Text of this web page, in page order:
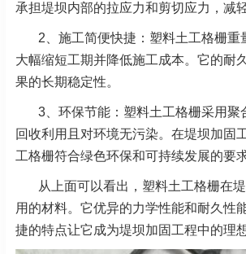
承担堤坝内部的拉应力和剪切应力，减
2、施工简便快捷：塑料土工格栅重
大幅缩短工期并降低施工成本。它的耐
果的长期稳定性。
3、环保节能：塑料土工格栅采用聚
回收利用且对环境无污染。在堤坝加固
工格栅符合绿色环保和可持续发展的要求
从上面可以看出，塑料土工格栅在
用的材料。它优异的力学性能和耐久性
捷的特点让它成为堤坝加固工程中的理